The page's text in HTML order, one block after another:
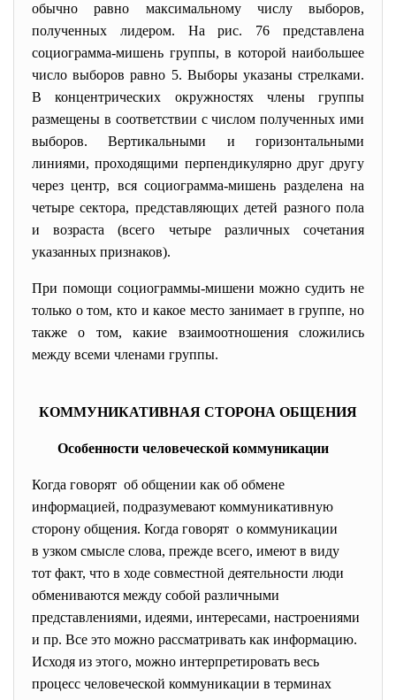
обычно равно максимальному числу выборов,
полученных лидером. На рис. 76 представлена
социограмма-мишень группы, в которой наибольшее
число выборов равно 5. Выборы указаны стрелками.
В концентрических окружностях члены группы
размещены в соответствии с числом полученных ими
выборов. Вертикальными и горизонтальными
линиями, проходящими перпендикулярно друг другу
через центр, вся социограмма-мишень разделена на
четыре сектора, представляющих детей разного пола
и возраста (всего четыре различных сочетания
указанных признаков).
При помощи социограммы-мишени можно судить не
только о том, кто и какое место занимает в группе, но
также о том, какие взаимоотношения сложились
между всеми членами группы.
КОММУНИКАТИВНАЯ СТОРОНА ОБЩЕНИЯ
Особенности человеческой коммуникации
Когда говорят об общении как об обмене
информацией, подразумевают коммуникативную
сторону общения. Когда говорят о коммуникации
в узком смысле слова, прежде всего, имеют в виду
тот факт, что в ходе совместной деятельности люди
обмениваются между собой различными
представлениями, идеями, интересами, настроениями
и пр. Все это можно рассматривать как информацию.
Исходя из этого, можно интерпретировать весь
процесс человеческой коммуникации в терминах